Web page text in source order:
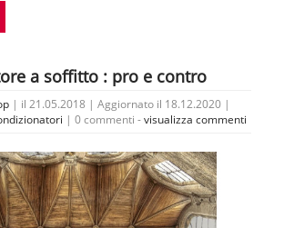
a soffitto : pro e contro
| il 21.05.2018 | Aggiornato il 18.12.2020 |
| 0 commenti -visualizza commenti